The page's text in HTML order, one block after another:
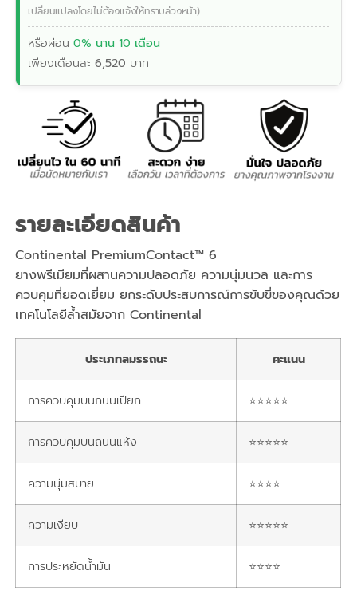
เปลี่ยนแปลงโดยไม่ต้องแจ้งให้ทราบล่วงหน้า)
หรือผ่อน0% นาน 10 เดือน
เพียงเดือนละ6,520 บาท
รายละเอียดสินค้า
Continental PremiumContact™ 6
ยางพรีเมียมที่ผสานความปลอดภัย ความนุ่มนวล และการ
ควบคุมที่ยอดเยี่ยมยกระดับประสบการณ์การขับขี่ของคุณด้วย
เทคโนโลยีล้ำสมัยจาก Continental
ประเภทสมรรถนะ คะแนน
การควบคุมบนถนนเปียก ⭐⭐⭐⭐⭐
การควบคุมบนถนนแห้ง ⭐⭐⭐⭐⭐
ความนุ่มสบาย ⭐⭐⭐⭐
ความเงียบ ⭐⭐⭐⭐⭐
การประหยัดน้ำมัน ⭐⭐⭐⭐